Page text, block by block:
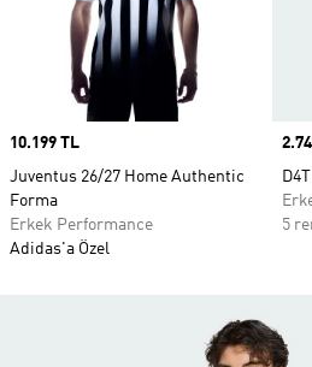
Price
10.199 TL
Juventus 26/27 Home Authentic
Forma
Erkek Performance
Adidas'a Özel
5